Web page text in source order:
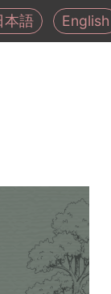
本語 English